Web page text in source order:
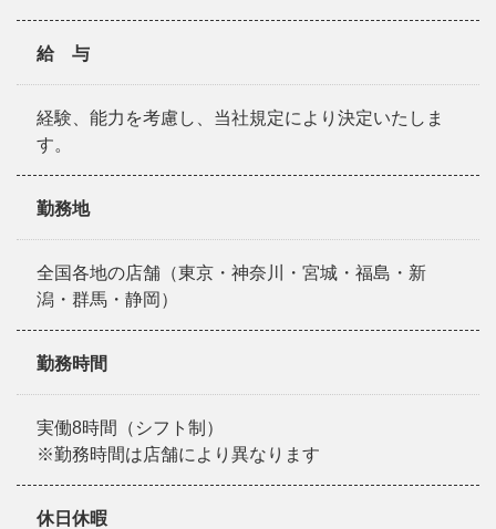
給 与
経験、能力を考慮し、当社規定により決定いたしま
す。
勤務地
全国各地の店舗（東京・神奈川・宮城・福島・新
潟・群馬・静岡）
勤務時間
実働8時間（シフト制）
※勤務時間は店舗により異なります
休日休暇